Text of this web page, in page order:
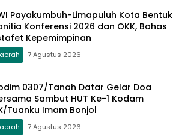
Payakumbuh-Limapuluh Kota Bentuk
Konferensi 2026 dan OKK, Bahas
Kepemimpinan
7 Agustus 2026
0307/Tanah Datar Gelar Doa
Sambut HUT Ke-1 Kodam
Tuanku Imam Bonjol
7 Agustus 2026